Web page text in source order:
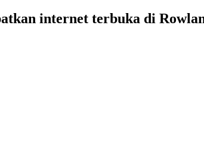
internet terbuka di